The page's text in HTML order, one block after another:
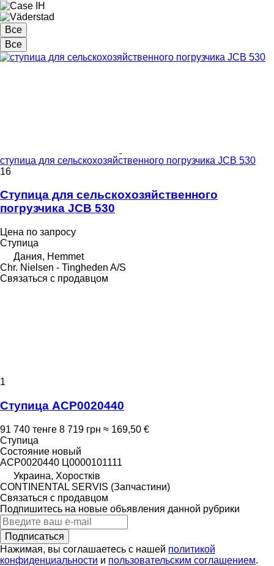
Все
Все
ступица для сельскохозяйственного погрузчика JCB 530
16
Ступица для сельскохозяйственного
погрузчика JCB 530
Цена по запросу
Ступица
Дания, Hemmet
Chr. Nielsen - Tingheden A/S
Связаться с продавцом
1
Ступица ACP0020440
91 740 тенге 8 719 грн ≈ 169,50 €
Ступица
Состояние новый
ACP0020440 Ц0000101111
Украина, Хоростків
CONTINENTAL SERVIS (Запчастини)
Связаться с продавцом
Подпишитесь на новые объявления данной рубрики
Подписаться
Нажимая, вы соглашаетесь с нашей политикой
конфиденциальности и пользовательским соглашением.